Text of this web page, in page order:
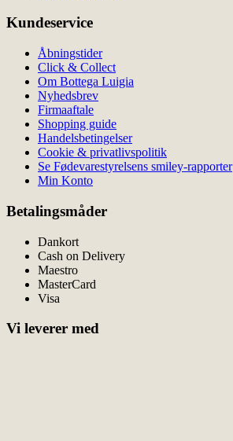
Kundeservice
Åbningstider
Click & Collect
Om Bottega Luigia
Nyhedsbrev
Firmaaftale
Shopping guide
Handelsbetingelser
Cookie & privatlivspolitik
Se Fødevarestyrelsens smiley-rapporter
Min Konto
Betalingsmåder
Dankort
Cash on Delivery
Maestro
MasterCard
Visa
Vi leverer med